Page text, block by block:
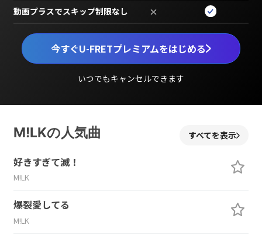
今すぐU-FRETプレミアムをはじめる
いつでもキャンセルできます
動画プラスでスキップ制限なし ×
M!LKの人気曲 すべてを表示
好きすぎて滅！
M!LK
爆裂愛してる
M!LK